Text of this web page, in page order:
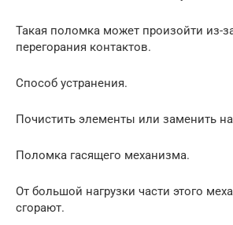
Такая поломка может произойти из-
перегорания контактов.
Способ устранения.
Почистить элементы или заменить
Поломка гасящего механизма.
От большой нагрузки части этого
сгорают.